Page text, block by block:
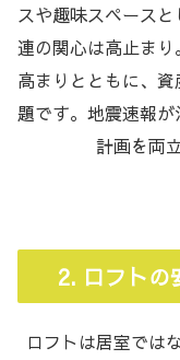
スや趣味スペース
連の関心は高止ま
高まりとともに、
題です。地震速報
計画を両
2. ロフトの
ロフトは居室では